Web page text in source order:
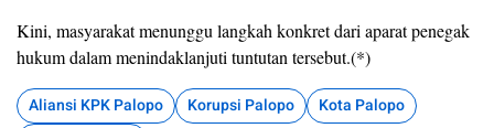
Kini, masyarakat menunggu langkah konkret dari aparat penegak
hukum dalam menindaklanjuti tuntutan tersebut.(*)
Aliansi KPK Palopo Korupsi Palopo
Kota Palopo